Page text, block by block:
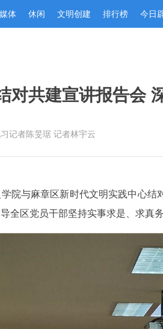
体 休闲 文明创建 排行榜 今日
对共建宣讲报告会
记者陈旻琚 记者林宇云
院与麻章区新时代文明实践中心
全区党员干部坚持实事求是、求真